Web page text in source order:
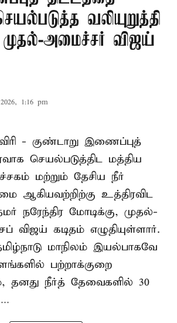
வலியுறுத்தி
முதல்-அமைச்சர் விஜய்
1:16 pm
- குண்டாறு இணைப்புத்
செயல்படுத்திட மத்திய
மற்றும் தேசிய நீர்
ஆகியவற்றிற்கு உத்திரவிட
நரேந்திர மோடிக்கு, முதல்-
கடிதம் எழுதியுள்ளார்.
மாநிலம் இயல்பாகவே
பற்றாக்குறை
தனது நீர்த் தேவைகளில் 30